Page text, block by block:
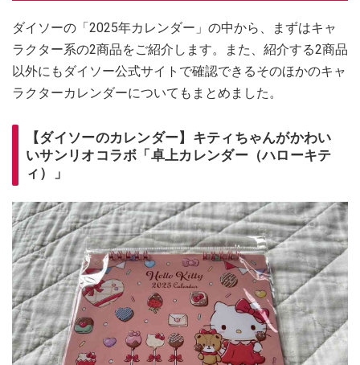
ダイソーの「2025年カレンダー」の中から、まずはキャ
ラクター系の2商品をご紹介します。また、紹介する2商品
以外にもダイソー公式サイトで確認できるそのほかのキャ
ラクターカレンダーについてもまとめました。
【ダイソーのカレンダー】キティちゃんがかわい
いサンリオコラボ「卓上カレンダー（ハローキテ
ィ）」